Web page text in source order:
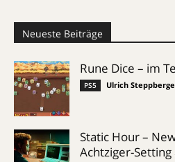
Neueste Beiträge
Rune Dice – im
PS5 Ulrich
Static Hour –
Achtziger-